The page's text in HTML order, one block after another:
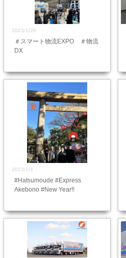
2023/1/26
＃スマート物流EXPO ＃物流
DX
2023/1/4
#Hatsumoude #Express
Akebono #New Year!!